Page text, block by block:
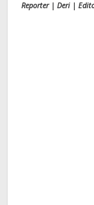
Reporter | Deri |